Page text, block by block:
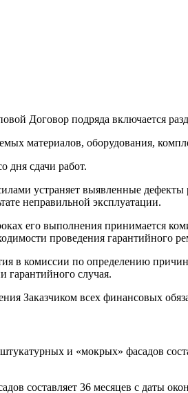
Договор подряда включается
материалов, оборудования,
дня сдачи работ.
устраняет выявленные
неправильной эксплуатации.
его выполнения принимается
проведения гарантийного
в комиссии по определению
гарантийного случая.
Заказчиком всех финансовых
и «мокрых» фасадов
составляет 36 месяцев с даты